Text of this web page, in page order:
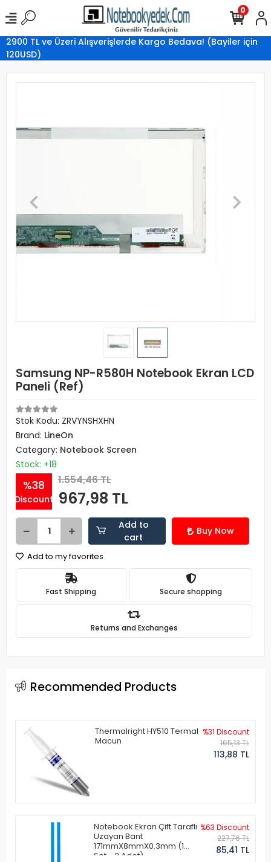
2900 TL ve Üzeri Alışverişlerde Kargo Bedava! (Bayiler için
120USD)
0
Samsung NP-R580H Notebook Ekran LCD
Paneli (Ref)
Stok Kodu: ZRVYNSHXHN
Brand: LineOn
Category: Notebook Screen
Stock: +18
%38
Discount
1.554,46 TL
967,98 TL
Add to
cart
Buy Now
Add to my favorites
Fast Shipping Secure shopping
Returns and Exchanges
Recommended Products
Thermalright HY510 Termal
Macun
%31 Discount
165,13 TL
113,88 TL
Notebook Ekran Çift Taraflı
Uzayan Bant
171mmX8mmX0.3mm (1
Set - 2 Adet)
%63 Discount
227,76 TL
85,41 TL